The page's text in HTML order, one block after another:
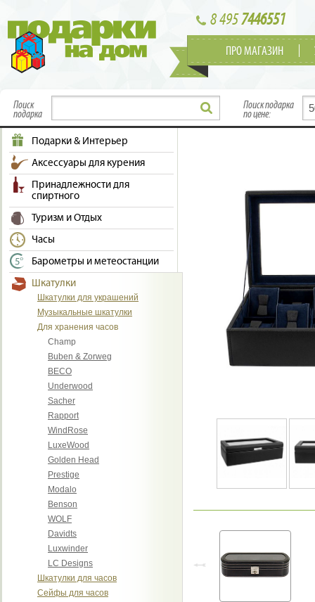
8 4957446551
ПРО МАГАЗИН
Поиск
подарка
Поиск подарка
по цене:
Подарки & Интерьер
Аксессуары для курения
Принадлежности для
спиртного
Туризм и Отдых
Часы
Барометры и метеостанции
Шкатулки
Шкатулки для украшений
Музыкальные шкатулки
Для хранения часов
Champ
Buben & Zorweg
BECO
Underwood
Sacher
Rapport
WindRose
LuxeWood
Golden Head
Prestige
Modalo
Benson
WOLF
Davidts
Luxwinder
LC Designs
Шкатулки для часов
Сейфы для часов